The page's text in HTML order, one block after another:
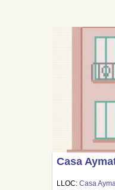
Casa
LLOC:Casa